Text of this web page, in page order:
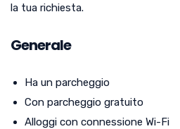
la tua richiesta.
Generale
Ha un parcheggio
Con parcheggio gratuito
Alloggi con connessione Wi-Fi